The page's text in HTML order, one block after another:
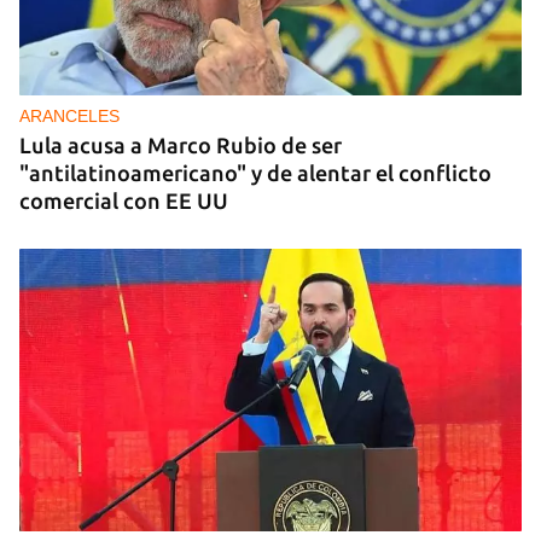
ARANCELES
Lula acusa a Marco Rubio de ser
"antilatinoamericano" y de alentar el conflicto
comercial con EE UU